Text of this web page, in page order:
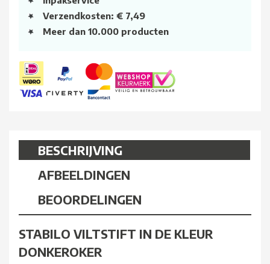
Verzendkosten: € 7,49
Meer dan 10.000 producten
BESCHRIJVING
AFBEELDINGEN
BEOORDELINGEN
STABILO VILTSTIFT IN DE KLEUR
DONKEROKER